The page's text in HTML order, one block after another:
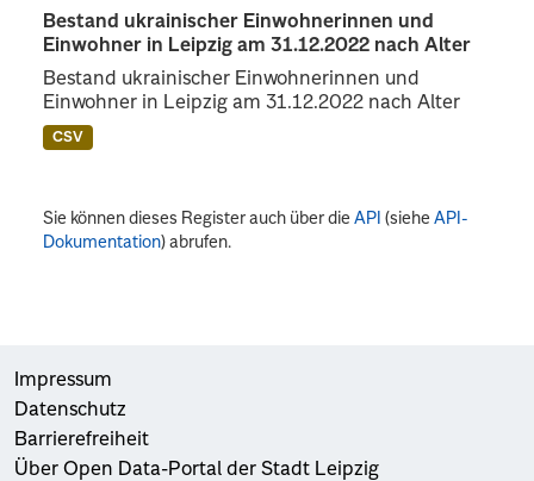
Bestand ukrainischer Einwohnerinnen und
Einwohner in Leipzig am 31.12.2022 nach Alter
Bestand ukrainischer Einwohnerinnen und
Einwohner in Leipzig am 31.12.2022 nach Alter
CSV
Sie können dieses Register auch über dieAPI (sieheAPI-
Dokumentation) abrufen.
Impressum
Datenschutz
Barrierefreiheit
Über Open Data-Portal der Stadt Leipzig